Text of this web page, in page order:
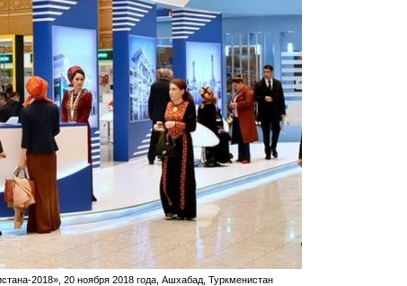
2018», 20 ноября 2018 года, Ашхабад, Туркменистан